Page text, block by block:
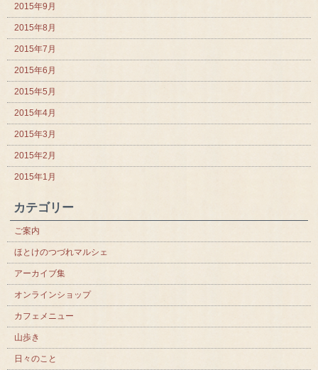
2015年9月
2015年8月
2015年7月
2015年6月
2015年5月
2015年4月
2015年3月
2015年2月
2015年1月
カテゴリー
ご案内
ほとけのつづれマルシェ
アーカイブ集
オンラインショップ
カフェメニュー
山歩き
日々のこと